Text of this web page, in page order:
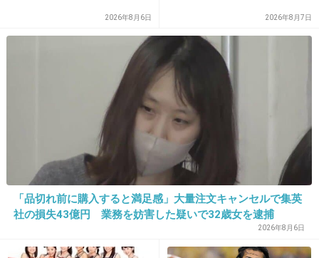
+1564 -39
なんで本来のPOLISをPOLIZにしたんだろ？w
+648
32. 匿名 2016/10/30(日) 11:16:22
2026年8月6日 2026年8月7日
「品切れ前に購入すると満足感」大量注文キャンセルで集英
社の損失43億円 業務を妨害した疑いで32歳女を逮捕
2026年8月6日